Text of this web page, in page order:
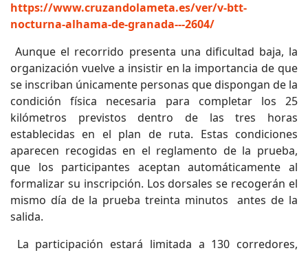
https://www.cruzandolameta.es/ver/v-btt-
nocturna-alhama-de-granada---2604/
Aunque el recorrido presenta una dificultad baja, la
organización vuelve a insistir en la importancia de que
se inscriban únicamente personas que dispongan de la
condición física necesaria para completar los 25
kilómetros previstos dentro de las tres horas
establecidas en el plan de ruta. Estas condiciones
aparecen recogidas en el reglamento de la prueba,
que los participantes aceptan automáticamente al
formalizar su inscripción. Los dorsales se recogerán el
mismo día de la prueba treinta minutos antes de la
salida.
La participación estará limitada a 130 corredores,